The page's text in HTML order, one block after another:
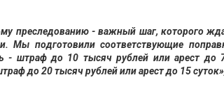
преследованию - важный шаг, которого
Мы подготовили соответствующие
- штраф до 10 тысяч рублей или арест до
до 20 тысяч рублей или арест до 15